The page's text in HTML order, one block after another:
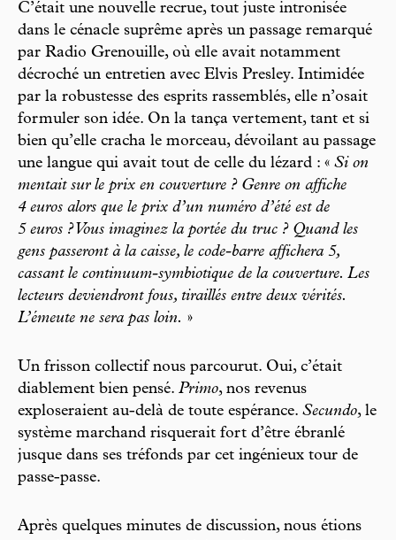
C’était une nouvelle recrue, tout juste intronisée
dans le cénacle suprême après un passage remarqué
par Radio Grenouille, où elle avait notamment
décroché un entretien avec Elvis Presley. Intimidée
par la robustesse des esprits rassemblés, elle n’osait
formuler son idée. On la tança vertement, tant et si
bien qu’elle cracha le morceau, dévoilant au passage
une langue qui avait tout de celle du lézard : « Si on
mentait sur le prix en couverture ? Genre on affiche
4 euros alors que le prix d’un numéro d’été est de
5 euros ? Vous imaginez la portée du truc ? Quand les
gens passeront à la caisse, le code-barre affichera 5,
cassant le continuum-symbiotique de la couverture. Les
lecteurs deviendront fous, tiraillés entre deux vérités.
L’émeute ne sera pas loin. »
Un frisson collectif nous parcourut. Oui, c’était
diablement bien pensé. Primo, nos revenus
exploseraient au-delà de toute espérance. Secundo, le
système marchand risquerait fort d’être ébranlé
jusque dans ses tréfonds par cet ingénieux tour de
passe-passe.
Après quelques minutes de discussion, nous étions